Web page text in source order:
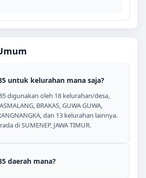
untuk kelurahan mana saja?
digunakan oleh 18 kelurahan/desa,
BRAKAS, GUWA GUWA,
dan 13 kelurahan lainnya.
di SUMENEP, JAWA TIMUR.
daerah mana?